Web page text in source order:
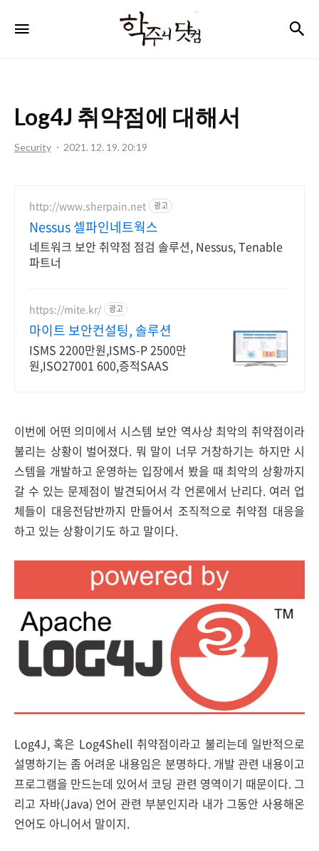
주
컴
Log4J 취약점에 대해서
Security 2021. 12. 19. 20:19
http://www.sherpain.net 광고
Nessus 셀파인네트웍스
네트워크 보안 취약점 점검 솔루션, Nessus, Tenable
파트너
https://mite.kr/ 광고
마이트 보안컨설팅, 솔루션
ISMS 2200만원,ISMS-P 2500만
원,ISO27001 600,증적SAAS
이번에 어떤 의미에서 시스템 보안 역사상 최악의 취약점이라
불리는 상황이 벌어졌다. 뭐 말이 너무 거창하기는 하지만 시
스템을 개발하고 운영하는 입장에서 봤을 때 최악의 상황까지
갈 수 있는 문제점이 발견되어서 각 언론에서 난리다. 여러 업
체들이 대응전담반까지 만들어서 조직적으로 취약점 대응을
하고 있는 상황이기도 하고 말이다.
Log4J, 혹은 Log4Shell 취약점이라고 불리는데 일반적으로
설명하기는 좀 어려운 내용임은 분명하다. 개발 관련 내용이고
프로그램을 만드는데 있어서 코딩 관련 영역이기 때문이다. 그
리고 자바(Java) 언어 관련 부분인지라 내가 그동안 사용해온
언어도 아니어서 말이지.